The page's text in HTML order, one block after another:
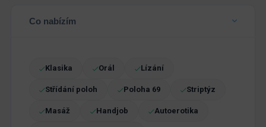
Co nabízím
Klasika Orál Lízání
Střídání poloh Poloha 69 Striptýz
Masáž Handjob Autoerotika